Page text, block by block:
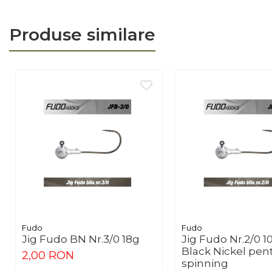
Produse similare
Fudo
Jig Fudo BN Nr.3/0 18g
2,00 RON
Fudo
Jig Fudo Nr.2/0
Black Nickel
spinning